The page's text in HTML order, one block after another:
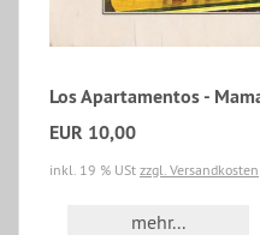
Los Apartamentos -
EUR 10,00
inkl. 19 % USt zzgl. Versandkosten
mehr...